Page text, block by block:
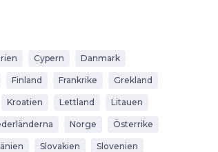
Cypern Danmark
Finland Frankrike Grekland
Kroatien Lettland Litauen
Norge Österrike
Slovakien Slovenien